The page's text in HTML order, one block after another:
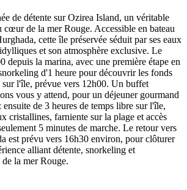
de détente sur Ozirea Island, un véritable
cœur de la mer Rouge. Accessible en bateau
cette île préservée séduit par ses eaux
et son atmosphère exclusive. Le
depuis la marina, avec une première étape en
d'1 heure pour découvrir les fonds
l'île, prévue vers 12h00. Un buffet
vous y attend, pour un déjeuner gourmand
de 3 heures de temps libre sur l'île,
cristallines, farniente sur la plage et accès
5 minutes de marche. Le retour vers
est prévu vers 16h30 environ, pour clôturer
alliant détente, snorkeling et
la mer Rouge.